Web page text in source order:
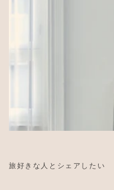
旅好きな人とシェアしたい